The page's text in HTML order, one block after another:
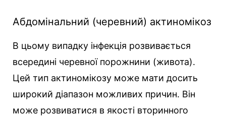
Абдомінальний (черевний) актиномікоз
В цьому випадку інфекція розвивається
всередині черевної порожнини (живота).
Цей тип актиномікозу може мати досить
широкий діапазон можливих причин. Він
може розвиватися в якості вторинного